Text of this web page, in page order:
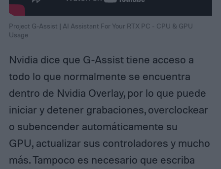
Project G-Assist | AI Assistant For Your RTX PC - CPU & GPU
Usage
Nvidia dice que G-Assist tiene acceso a
todo lo que normalmente se encuentra
dentro de Nvidia Overlay, por lo que puede
iniciar y detener grabaciones, overclockear
o subencender automáticamente su
GPU, actualizar sus controladores y mucho
más. Tampoco es necesario que escriba